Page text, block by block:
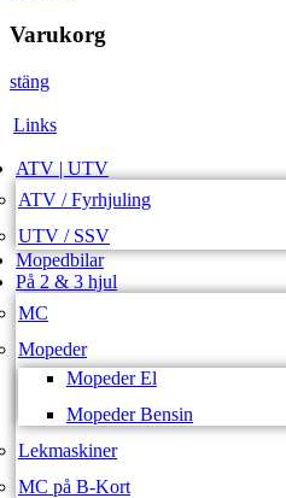
Varukorg
stäng
Links
ATV | UTV
ATV / Fyrhjuling
UTV / SSV
Mopedbilar
På 2 & 3 hjul
MC
Mopeder
Mopeder El
Mopeder Bensin
Lekmaskiner
MC på B-Kort